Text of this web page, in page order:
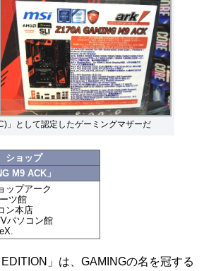
」として認定したゲーミングマザーだ
ショップ
M9 ACK」
ップアーク
ツ館
ン本店
パソコン館
」は、GAMINGの名を冠する